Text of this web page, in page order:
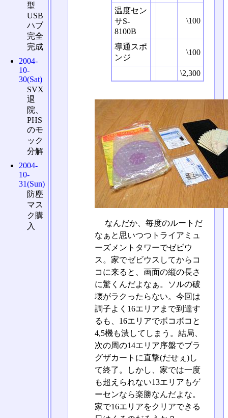
温度セン
サS-
8100B
\100
導通スポ
ンジ
\100
\2,300
なんだか、毎度のルートだ
なぁと思いつつトライアミュ
ーズメントタワーでゼビウ
ス。家でゼビウスしてからコ
コに来ると、画面の縦の長さ
に驚くんだよなぁ。ソルの破
壊がラクったらない。今回は
調子よく16エリアまで到達す
るも、16エリアでボコボコと
4,5機も潰してしまう。結局、
次の周の14エリア序盤でブラ
グザカートに直撃(だせぇ)し
て終了。しかし、家では一度
も超えられない13エリアもゲ
ーセンなら楽勝なんだよな。
家で16エリアをクリアできる
型
USB
ハブ
完全
完成
2004-
10-
30(Sat)
SVX
退
院、
PHS
のモ
ック
分解
2004-
10-
31(Sun)
防塵
マス
ク購
入